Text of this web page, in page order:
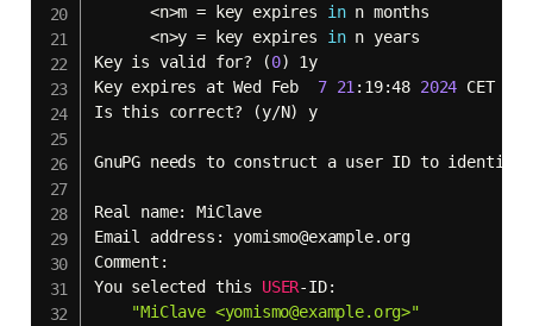
<n>m = key expires in n months
<n>y = key expires in n years
Key is valid for?
(0) 1y
Key expires at Wed Feb 7 21 :19:48 2024 CET
Is this correct?
(y/N) y
GnuPG needs to construct a user ID to identify
Real name: MiClave
Email address: yomismo@example.org
Comment:
You selected this USER-ID:
"MiClave <yomismo@example.org>"